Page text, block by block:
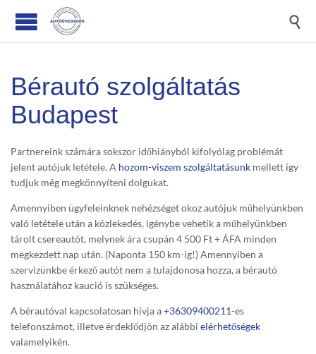

Bérautó szolgáltatás
Budapest
Partnereink számára sokszor időhiányból kifolyólag problémát
jelent autójuk letétele. A hozom-viszem szolgáltatásunk mellett így
tudjuk még megkönnyíteni dolgukat.
Amennyiben ügyfeleinknek nehézséget okoz autójuk műhelyünkben
való letétele után a közlekedés, igénybe vehetik a műhelyünkben
tárolt csereautót, melynek ára csupán 4 500 Ft + ÁFA minden
megkezdett nap után. (Naponta 150 km-ig!) Amennyiben a
szervizünkbe érkező autót nem a tulajdonosa hozza, a bérautó
használatához kaució is szükséges.
A bérautóval kapcsolatosan hívja a+36309400211-es
telefonszámot, illetve érdeklődjön az alábbi elérhetőségek
valamelyikén.